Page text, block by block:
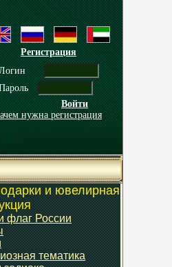
Регистрация
Войти
нужна регистрация
и ювелирная
флаг России
тематика